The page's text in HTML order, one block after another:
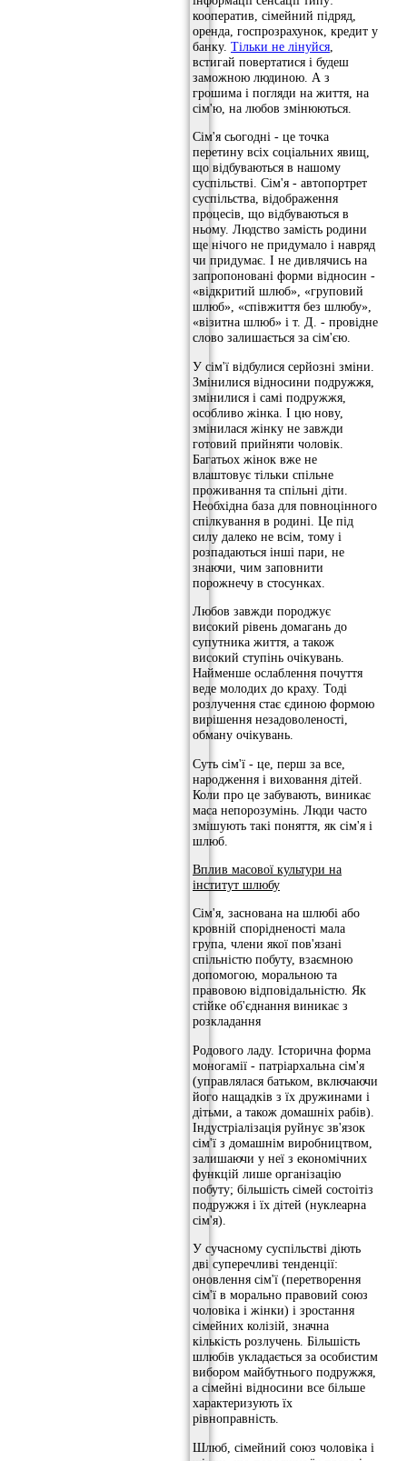
кооператив, сімейний підряд,
оренда, госпрозрахунок, кредит у
банку. Тільки не лінуйся
встигай повертатися і будеш
заможною людиною. А з
грошима і погляди на життя, на
сім'ю, на любов змінюються.
Сім'я сьогодні - це точка
перетину всіх соціальних явищ,
що відбуваються в нашому
суспільстві. Сім'я - автопортрет
суспільства, відображення
процесів, що відбуваються в
ньому. Людство замість родини
ще нічого не придумало і навряд
чи придумає. І не дивлячись на
запропоновані форми відносин -
«відкритий шлюб», «груповий
шлюб», «співжиття без шлюбу»,
«візитна шлюб» і т. Д. - провідне
слово залишається за сім'єю.
У сім'ї відбулися серйозні зміни.
Змінилися відносини подружжя,
змінилися і самі подружжя,
особливо жінка. І цю нову,
змінилася жінку не завжди
готовий прийняти чоловік.
Багатьох жінок вже не
влаштовує тільки спільне
проживання та спільні діти.
Необхідна база для повноцінного
спілкування в родині. Це під
силу далеко не всім, тому і
розпадаються інші пари, не
знаючи, чим заповнити
порожнечу в стосунках.
Любов завжди породжує
високий рівень домагань до
супутника життя, а також
високий ступінь очікувань.
Найменше ослаблення почуття
веде молодих до краху. Тоді
розлучення стає єдиною формою
вирішення незадоволеності,
обману очікувань.
Суть сім'ї - це, перш за все,
народження і виховання дітей.
Коли про це забувають, виникає
маса непорозумінь. Люди часто
змішують такі поняття, як сім'я і
шлюб.
Вплив масової культури на
інститут шлюбу
Сім'я, заснована на шлюбі або
кровній спорідненості мала
група, члени якої пов'язані
спільністю побуту, взаємною
допомогою, моральною та
правовою відповідальністю. Як
стійке об'єднання виникає з
розкладання
Родового ладу. Історична форма
моногамії - патріархальна сім'я
(управлялася батьком, включаючи
його нащадків з їх дружинами і
дітьми, а також домашніх рабів).
Індустріалізація руйнує зв'язок
сім'ї з домашнім виробництвом,
залишаючи у неї з економічних
функцій лише організацію
побуту; більшість сімей состоітіз
подружжя і їх дітей (нуклеарна
сім'я).
У сучасному суспільстві діють
дві суперечливі тенденції:
оновлення сім'ї (перетворення
сім'ї в морально правовий союз
чоловіка і жінки) і зростання
сімейних колізій, значна
кількість розлучень. Більшість
шлюбів укладається за особистим
вибором майбутнього подружжя,
а сімейні відносини все більше
характеризують їх
рівноправність.
Шлюб, сімейний союз чоловіка і